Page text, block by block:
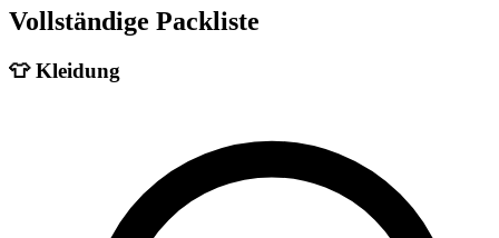
Vollständige Packliste
👕Kleidung